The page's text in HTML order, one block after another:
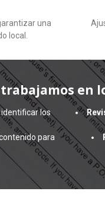
una
local.
trabajamos en
los
para